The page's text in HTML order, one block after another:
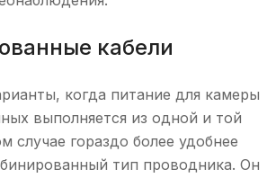
кабели
когда питание для камеры
выполняется из одной и той
случае гораздо более удобнее
тип проводника. Он